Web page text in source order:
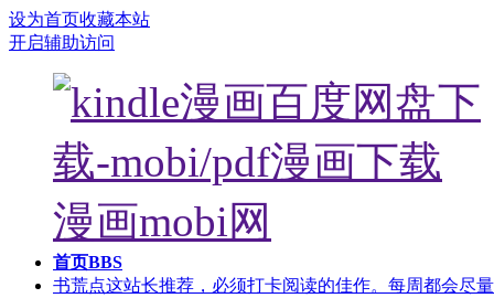
设为首页收藏本站
开启辅助访问
首页BBS
书荒点这站长推荐，必须打卡阅读的佳作。每周都会尽